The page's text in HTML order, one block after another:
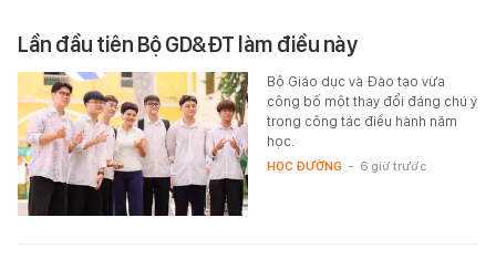
Lần đầu tiên Bộ GD&ĐT làm điều này
Bộ Giáo dục và Đào tạo vừa
công bố một thay đổi đáng chú ý
trong công tác điều hành năm
học.
HỌC ĐƯỜNG - 6 giờ trước